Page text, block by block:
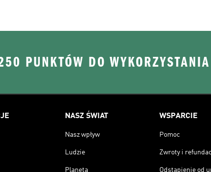
PUNKTÓW DO
NASZ ŚWIAT
Nasz wpływ
Ludzie
Planeta
WSPARCIE
Pomoc
Zwroty i
Odstąpienie od